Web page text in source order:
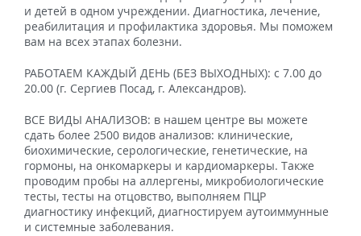
и детей в одном учреждении. Диагностика, лечение,
реабилитация и профилактика здоровья. Мы поможем
вам на всех этапах болезни.
РАБОТАЕМ КАЖДЫЙ ДЕНЬ (БЕЗ ВЫХОДНЫХ): с 7.00 до
20.00 (г. Сергиев Посад, г. Александров).
ВСЕ ВИДЫ АНАЛИЗОВ: в нашем центре вы можете
сдать более 2500 видов анализов: клинические,
биохимические, серологические, генетические, на
гормоны, на онкомаркеры и кардиомаркеры. Также
проводим пробы на аллергены, микробиологические
тесты, тесты на отцовство, выполняем ПЦР
диагностику инфекций, диагностируем аутоиммунные
и системные заболевания.